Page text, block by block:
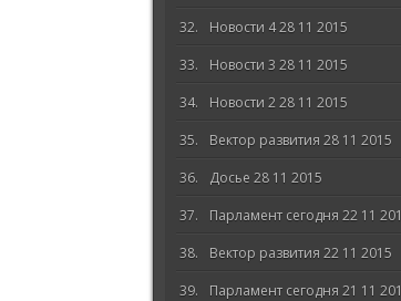
Новости 4 28 11 2015
Новости 3 28 11 2015
Новости 2 28 11 2015
Вектор развития 28 11 2015
Досье 28 11 2015
Парламент сегодня 22 11
Вектор развития 22 11 2015
Парламент сегодня 21 11